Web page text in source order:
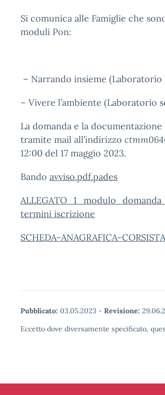
Si comunica alle Famiglie che
moduli Pon:
– Narrando insieme (Laboratorio
– Vivere l’ambiente (Laboratorio
La domanda e la
tramite mail all’indirizzo
12:00 del 17 maggio 2023.
Bando avviso.pdf.pades
termini iscrizione
SCHEDA-ANAGRAFICA-
Pubblicato: 03.05.2023 - Revisione:
Eccetto dove diversamente specificato,